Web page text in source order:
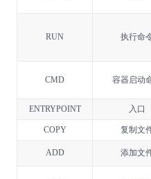
RUN 执行命
CMD 容器启动
ENTRYPOINT
入口
COPY 复制文
ADD 添加文